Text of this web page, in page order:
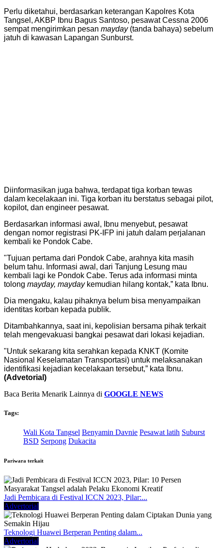
Perlu diketahui, berdasarkan keterangan Kapolres Kota
Tangsel, AKBP Ibnu Bagus Santoso, pesawat Cessna 2006
sempat mengirimkan pesan mayday(tanda bahaya) sebelum
jatuh di kawasan Lapangan Sunburst.
Diinformasikan juga bahwa, terdapat tiga korban tewas
dalam kecelakaan ini. Tiga korban itu berstatus sebagai pilot,
kopilot, dan engineer pesawat.
Berdasarkan informasi awal, Ibnu menyebut, pesawat
dengan nomor registrasi PK-IFP ini jatuh dalam perjalanan
kembali ke Pondok Cabe.
"Tujuan pertama dari Pondok Cabe, arahnya kita masih
belum tahu. Informasi awal, dari Tanjung Lesung mau
kembali lagi ke Pondok Cabe. Terus ada informasi minta
tolong mayday, maydaykemudian hilang kontak,” kata Ibnu.
Dia mengaku, kalau pihaknya belum bisa menyampaikan
identitas korban kepada publik.
Ditambahkannya, saat ini, kepolisian bersama pihak terkait
telah mengevakuasi bangkai pesawat dari lokasi kejadian.
"Untuk sekarang kita serahkan kepada KNKT (Komite
Nasional Keselamatan Transportasi) untuk melaksanakan
identifikasi kejadian kecelakaan tersebut,” kata Ibnu.
(Advetorial)
Baca Berita Menarik Lainnya di GOOGLE NEWS
Tags:
Wali Kota Tangsel Benyamin Davnie Pesawat latih Suburst
BSD Serpong Dukacita
Pariwara terkait
Jadi Pembicara di Festival ICCN 2023, Pilar:...
Advertorial
Teknologi Huawei Berperan Penting dalam...
Advertorial